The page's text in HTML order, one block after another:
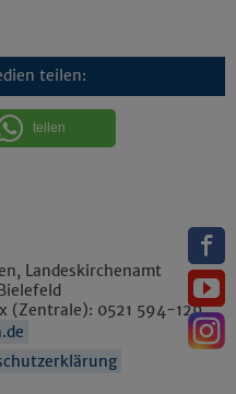
teilen:
teilen
Landeskirchenamt
(Zentrale): 0521 594-129